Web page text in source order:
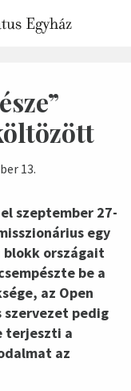
13.
szeptember 27-
egy
országait
be a
az Open
szervezet pedig
terjeszti a
az